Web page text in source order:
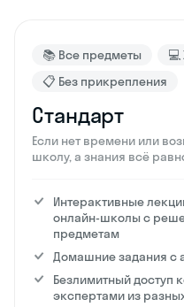
📚 Все предметы
📋 Без прикрепления
Стандарт
Если нет времени или
школу, а знания всё
Интерактивные
онлайн-школы с
предметам
Домашние задания с
Безлимитный доступ
экспертами из